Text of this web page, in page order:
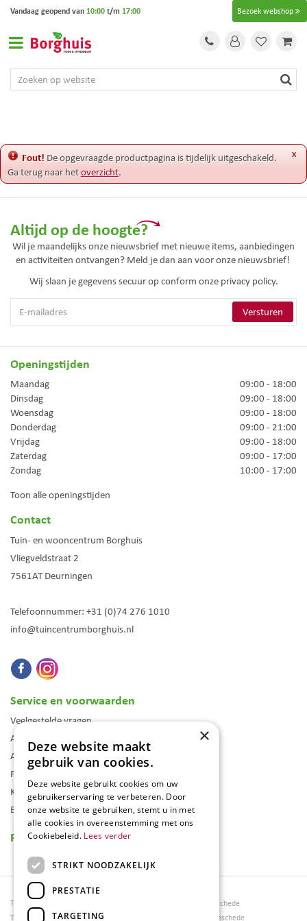
e
t
Bezoek webshop
Vandaag geopend van 10:00t/m 17:00
x
Fout! De opgevraagde productpagina is tijdelijk uitgeschakeld.
Ga terug naar hetoverzicht.
Altijd op de hoogte?
Wil je maandelijks onze nieuwsbrief met nieuwe items, aanbiedingen
en activiteiten ontvangen? Meld je dan aan voor onze nieuwsbrief!
Wij slaan je gegevens secuur op conform onze privacy policy.
Openingstijden
Maandag
09:00 - 18:00
Dinsdag
09:00 - 18:00
Woensdag
09:00 - 18:00
Donderdag
09:00 - 21:00
Vrijdag
09:00 - 18:00
Zaterdag
09:00 - 17:00
Zondag
10:00 - 17:00
Toon alle openingstijden
Contact
Tuin- en wooncentrum Borghuis
Vliegveldstraat 2
7561AT Deurningen
Telefoonnummer: +31 (0)74 276 1010
info@tuincentrumborghuis.nl
Service en voorwaarden
Veelgestelde vragen
Algemene voorwaarden
Assortiment
Folder
Klantenkaart
Blog
Reviews
Tuincentrum Borghuis
Tuinmeubels
Tuinmeubels Enschede
Tuinmeubelen Enschede
×
Deze website maakt
gebruik van cookies.
Deze website gebruikt cookies om uw
gebruikerservaring te verbeteren. Door
onze website te gebruiken, stemt u in met
alle cookies in overeenstemming met ons
Cookiebeleid. Lees verder
STRIKT NOODZAKELIJK
PRESTATIE
TARGETING